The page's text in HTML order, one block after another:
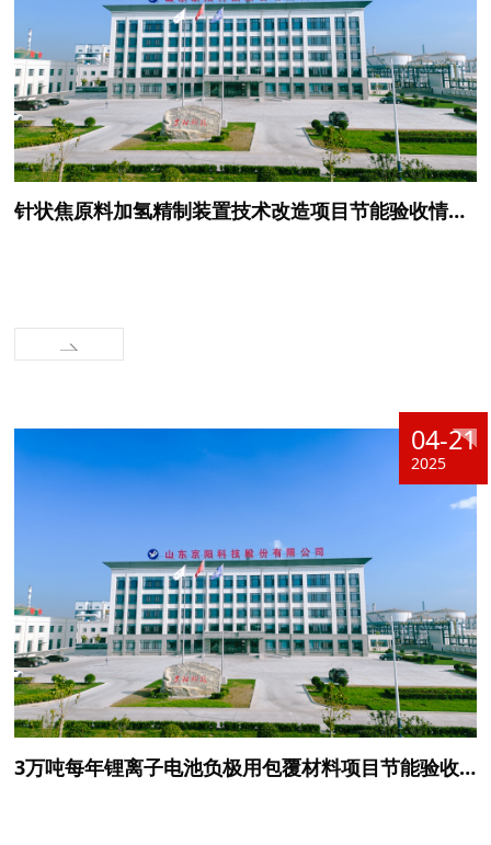
针状焦原料加氢精制装置技术改造项目节能验收情况公示
04-21
2025
3万吨每年锂离子电池负极用包覆材料项目节能验收情况公示